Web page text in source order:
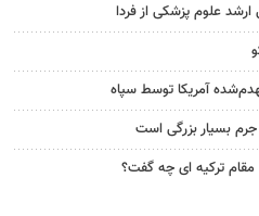
ارشد علوم پزشکی از فردا
آمریکا توسط سپاه
بسیار بزرگی است
مقام ترکیه ای چه گفت؟